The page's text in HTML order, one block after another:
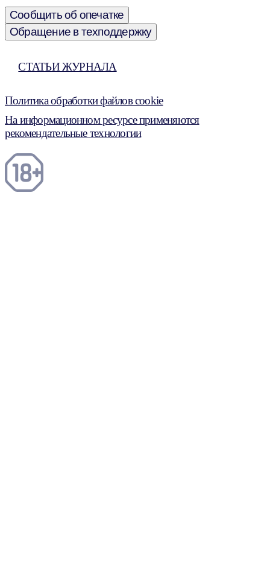
Сообщить об опечатке
Обращение в техподдержку
СТАТЬИ ЖУРНАЛА
Политика обработки файлов cookie
На информационном ресурсе применяются
рекомендательные технологии